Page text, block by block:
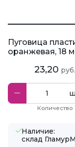
Пуговица
оранжевая, 18
23,20 руб.
Количество
Наличие:
склад